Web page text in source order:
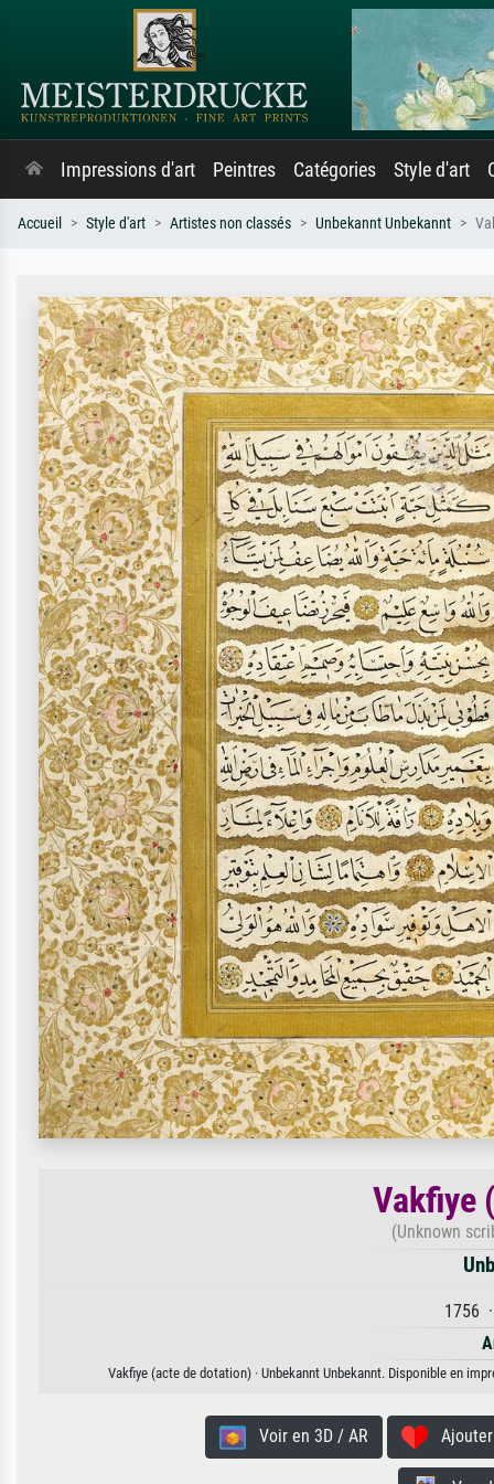
Impressions d'art Peintres Catégories Style d'art
Accueil Style d'art Artistes non classés Unbekannt Unbekannt
Vakfiye
(Unknown
1756
Vakfiye (acte de dotation) · Unbekannt Unbekannt. Disponible en
Voir en 3D / AR